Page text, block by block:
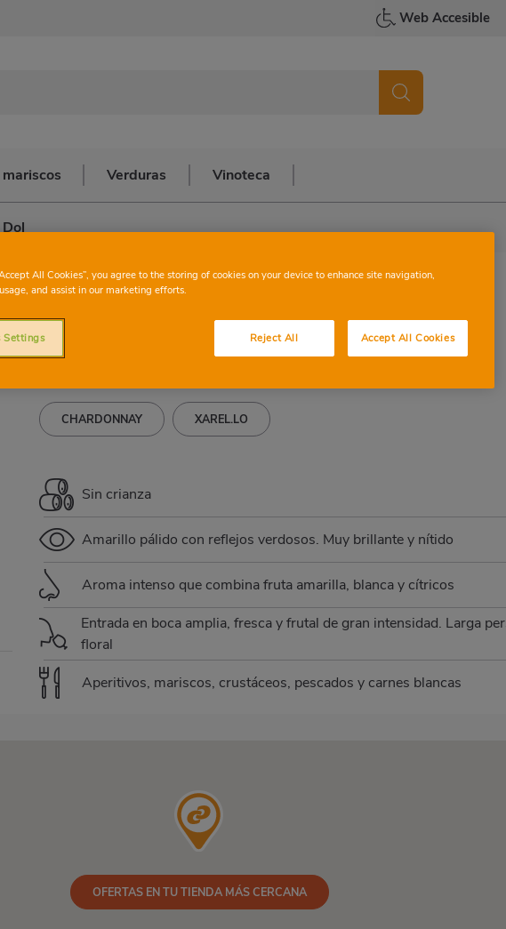
Web Accesible
Verduras Vinoteca
D.O CATALUÑA
Blanco Vol i Dol
CHARDONNAY XAREL.LO
Sin crianza
Amarillo pálido con reflejos verdosos. Muy brillante y nítido
Aroma intenso que combina fruta amarilla, blanca y cítricos
Entrada en boca amplia, fresca y frutal de gran intensidad. Larga
floral
Aperitivos, mariscos, crustáceos, pescados y carnes blancas
OFERTAS EN TU TIENDA MÁS CERCANA
All Cookies”, you agree to the storing of cookies on your device to enhance site navigation,
and assist in our marketing efforts.
Reject All Accept All Cookies
Settings